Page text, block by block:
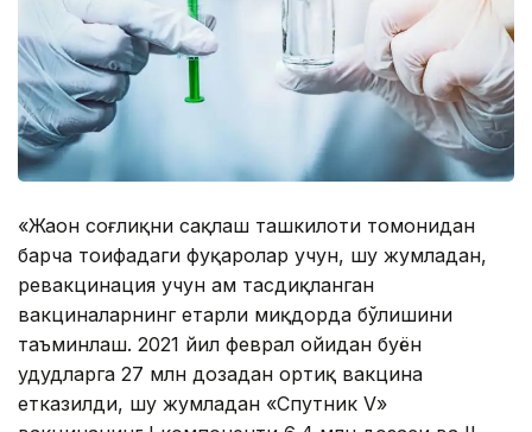
«Жаҳон соғлиқни сақлаш ташкилоти томонидан
барча тоифадаги фуқаролар учун, шу жумладан,
ревакцинация учун ҳам тасдиқланган
вакциналарнинг етарли миқдорда бўлишини
таъминлаш. 2021 йил феврал ойидан буён
ҳудудларга 27 млн дозадан ортиқ вакцина
етказилди, шу жумладан «Спутник V»